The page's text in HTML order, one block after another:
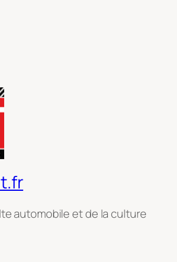
automobile et de la culture